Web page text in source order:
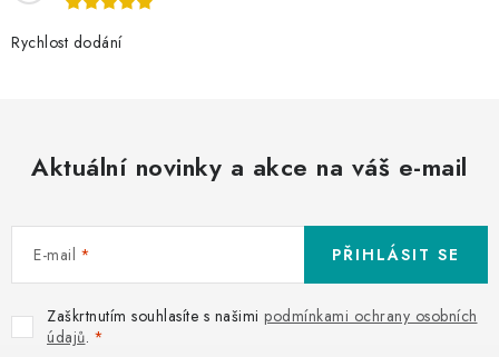
Rychlost dodání
Aktuální novinky a akce na váš e-mail
E-mail
Zaškrtnutím souhlasíte s našimi podmínkami ochrany osobních
údajů.
PŘIHLÁSIT SE